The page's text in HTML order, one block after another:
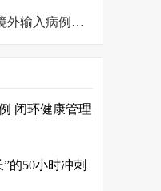
已转至定点医院隔离
闭环健康管理
的50小时冲刺